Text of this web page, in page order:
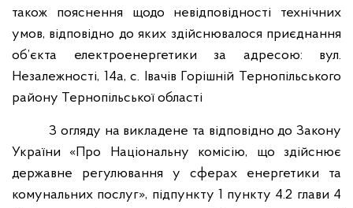
також пояснення щодо невідповідності технічних
умов, відповідно до яких здійснювалося приєднання
об’єкта електроенергетики за адресою: вул.
Незалежності, 14а, с. Івачів Горішній Тернопільського
району Тернопільської області
З огляду на викладене та відповідно до Закону
України «Про Національну комісію, що здійснює
державне регулювання у сферах енергетики та
комунальних послуг», підпункту 1 пункту 4.2 глави 4